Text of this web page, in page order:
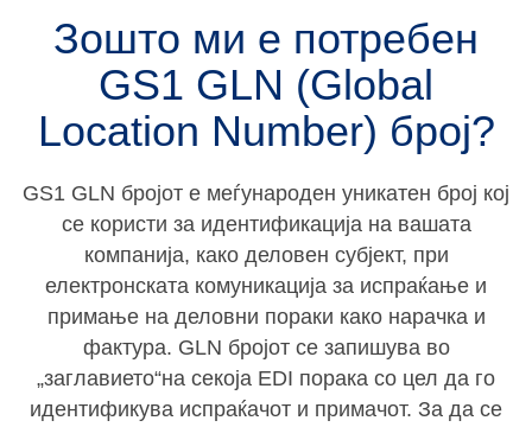
Зошто ми е потребен
GS1 GLN (Global
Location Number) број?
GS1 GLN бројот е меѓународен уникатен број кој
се користи за идентификација на вашата
компанија, како деловен субјект, при
електронската комуникација за испраќање и
примање на деловни пораки како нарачка и
фактура. GLN бројот се запишува во
„заглавието“на секоја EDI порака со цел да го
идентификува испраќачот и примачот. За да се